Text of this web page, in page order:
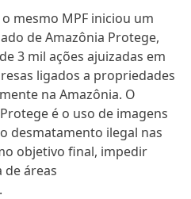
mesmo MPF iniciou um
deAmazônia Protege,
3 mil ações ajuizadas em
ligados a propriedades
na Amazônia. O
é o uso de imagens
desmatamento ilegal nas
objetivo final, impedir
áreas